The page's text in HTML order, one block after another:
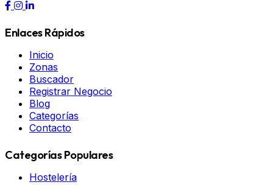
Enlaces Rápidos
Inicio
Zonas
Buscador
Registrar Negocio
Blog
Categorías
Contacto
Categorías Populares
Hostelería